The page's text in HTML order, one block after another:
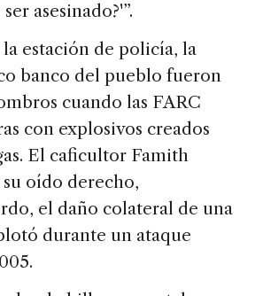
asesinado?'”.
estación de policía, la
banco del pueblo fueron
cuando las FARC
con explosivos creados
El caficultor Famith
oído derecho,
el daño colateral de una
durante un ataque